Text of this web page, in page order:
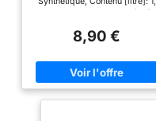
Bouteille Compatible: Le
VALEO est recommandé pour
les véhicules avec ABS et ESP
RÉSISTANCE OPTIMALE À
8,90 €